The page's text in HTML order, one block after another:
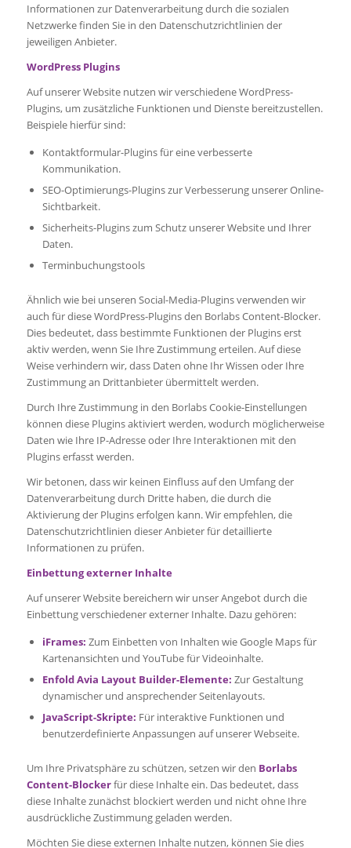
Informationen zur Datenverarbeitung durch die sozialen
Netzwerke finden Sie in den Datenschutzrichtlinien der
jeweiligen Anbieter.
WordPress Plugins
Auf unserer Website nutzen wir verschiedene WordPress-
Plugins, um zusätzliche Funktionen und Dienste bereitzustellen.
Beispiele hierfür sind:
Kontaktformular-Plugins für eine verbesserte
Kommunikation.
SEO-Optimierungs-Plugins zur Verbesserung unserer Online-
Sichtbarkeit.
Sicherheits-Plugins zum Schutz unserer Website und Ihrer
Daten.
Terminbuchungstools
Ähnlich wie bei unseren Social-Media-Plugins verwenden wir
auch für diese WordPress-Plugins den Borlabs Content-Blocker.
Dies bedeutet, dass bestimmte Funktionen der Plugins erst
aktiv werden, wenn Sie Ihre Zustimmung erteilen. Auf diese
Weise verhindern wir, dass Daten ohne Ihr Wissen oder Ihre
Zustimmung an Drittanbieter übermittelt werden.
Durch Ihre Zustimmung in den Borlabs Cookie-Einstellungen
können diese Plugins aktiviert werden, wodurch möglicherweise
Daten wie Ihre IP-Adresse oder Ihre Interaktionen mit den
Plugins erfasst werden.
Wir betonen, dass wir keinen Einfluss auf den Umfang der
Datenverarbeitung durch Dritte haben, die durch die
Aktivierung der Plugins erfolgen kann. Wir empfehlen, die
Datenschutzrichtlinien dieser Anbieter für detaillierte
Informationen zu prüfen.
Einbettung externer Inhalte
Auf unserer Website bereichern wir unser Angebot durch die
Einbettung verschiedener externer Inhalte. Dazu gehören:
iFrames: Zum Einbetten von Inhalten wie Google Maps für
Kartenansichten und YouTube für Videoinhalte.
Enfold Avia Layout Builder-Elemente: Zur Gestaltung
dynamischer und ansprechender Seitenlayouts.
JavaScript-Skripte: Für interaktive Funktionen und
benutzerdefinierte Anpassungen auf unserer Webseite.
Um Ihre Privatsphäre zu schützen, setzen wir den Borlabs
Content-Blockerfür diese Inhalte ein. Das bedeutet, dass
diese Inhalte zunächst blockiert werden und nicht ohne Ihre
ausdrückliche Zustimmung geladen werden.
Möchten Sie diese externen Inhalte nutzen, können Sie dies